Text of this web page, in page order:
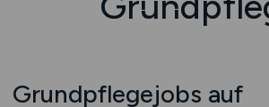
Grundpflegejobs auf